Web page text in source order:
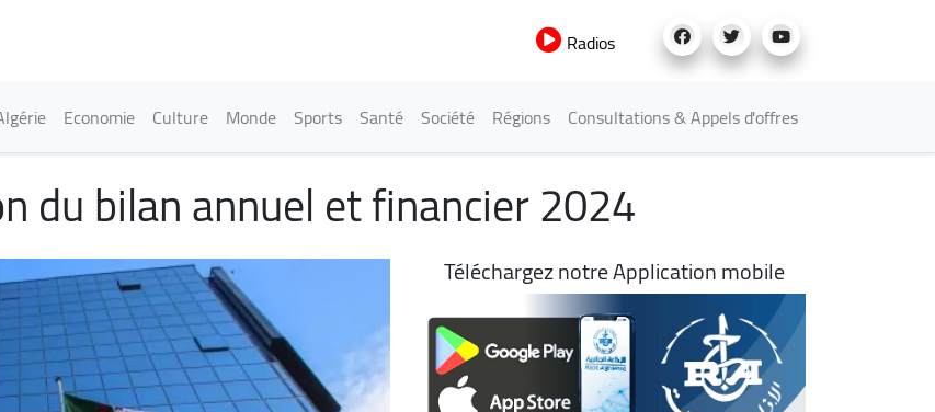
Radios
Economie Culture Monde Sports Santé Société Régions Consultations & Appels d'offres
du bilan annuel et financier 2024
Téléchargez notre Application mobile